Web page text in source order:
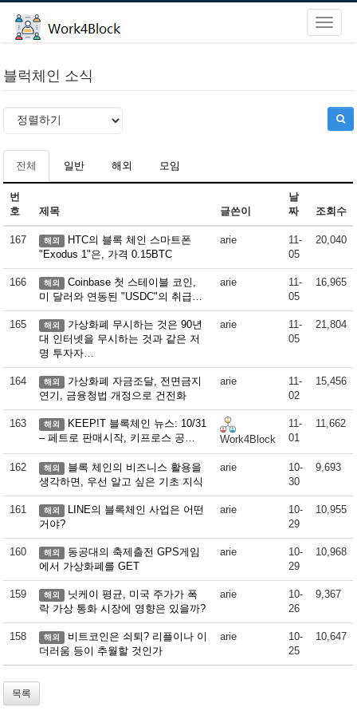
블럭체인 소식
전체 일반 해외 모임
번
호
제목 글쓴이
날
짜
조회수
167 해외
HTC의 블록 체인 스마트폰
"Exodus 1"은, 가격 0.15BTC
arie
11-
05
20,040
166 해외
Coinbase 첫 스테이블 코인,
미 달러와 연동된 "USDC"의 취급…
arie
11-
05
16,965
165 해외
가상화폐 무시하는 것은 90년
대 인터넷을 무시하는 것과 같은 저
명 투자자…
arie
11-
05
21,804
164 해외
가상화폐 자금조달, 전면금지
연기, 금융청법 개정으로 건전화
arie
11-
02
15,456
163 해외
KEEP!T 블록체인 뉴스: 10/31
– 페트로 판매시작, 키프로스 공…
Work4Block
11-
01
11,662
162 해외
블록 체인의 비즈니스 활용을
생각하면, 우선 알고 싶은 기초 지식
arie
10-
30
9,693
161 해외
LINE의 블록체인 사업은 어떤
거야?
arie
10-
29
10,955
160 해외
동공대의 축제출전 GPS게임
에서 가상화폐를 GET
arie
10-
29
10,968
159 해외
닛케이 평균, 미국 주가가 폭
락 가상 통화 시장에 영향은 있을까?
arie
10-
26
9,367
158 해외
비트코인은 쇠퇴? 리플이나 이
더러움 등이 추월할 것인가
arie
10-
25
10,647
목록